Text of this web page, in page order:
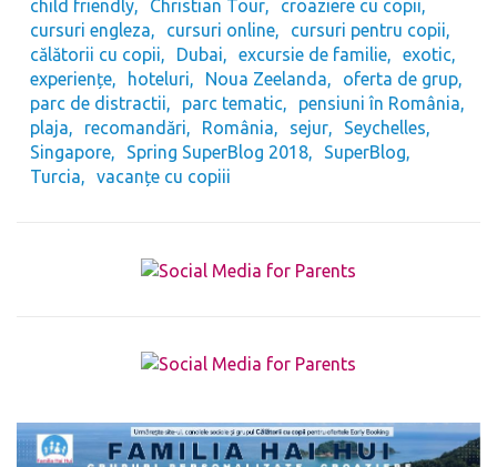
child friendly
Christian Tour
croaziere cu copii
cursuri engleza
cursuri online
cursuri pentru copii
călătorii cu copii
Dubai excursie de familie
exotic
experiențe
hoteluri Noua Zeelanda
oferta de grup
parc de distractii
parc tematic
pensiuni în România
plaja
recomandări România sejur
Seychelles
Singapore
Spring SuperBlog 2018
SuperBlog
Turcia
vacanțe cu copiii
The form you have selected does not exist.